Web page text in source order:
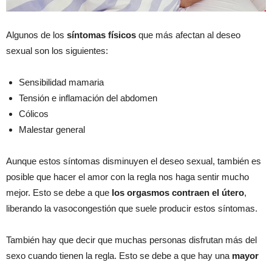
Algunos de los síntomas físicos que más afectan al deseo
sexual son los siguientes:
Sensibilidad mamaria
Tensión e inflamación del abdomen
Cólicos
Malestar general
Aunque estos síntomas disminuyen el deseo sexual, también es
posible que hacer el amor con la regla nos haga sentir mucho
mejor. Esto se debe a que los orgasmos contraen el útero,
liberando la vasocongestión que suele producir estos síntomas.
También hay que decir que muchas personas disfrutan más del
sexo cuando tienen la regla. Esto se debe a que hay una mayor